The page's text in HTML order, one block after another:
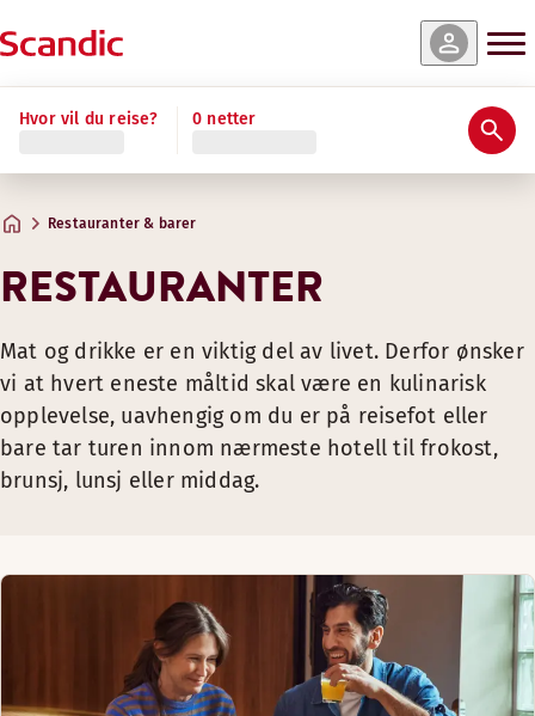
Hvor vil du reise? 0 netter
Restauranter & barer
RESTAURANTER
Mat og drikke er en viktig del av livet. Derfor ønsker
vi at hvert eneste måltid skal være en kulinarisk
opplevelse, uavhengig om du er på reisefot eller
bare tar turen innom nærmeste hotell til frokost,
brunsj, lunsj eller middag.